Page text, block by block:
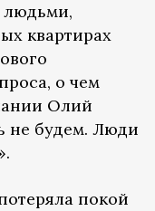
людьми,
квартирах
о чем
Олий
не будем. Люди
покой